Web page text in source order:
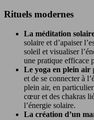
Rituels modernes
La méditation
solaire et d’apaiser
soleil et visualiser
une pratique efficace
Le yoga en plein air
et de se connecter à
plein air, en
cœur et des chakras
l’énergie solaire.
La création d’un